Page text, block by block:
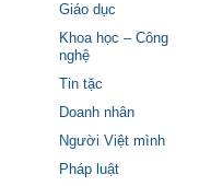
Giáo dục
Khoa học – Công
nghệ
Tin tặc
Doanh nhân
Người Việt mình
Pháp luật